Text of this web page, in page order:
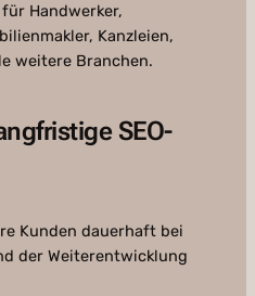
Handwerker,
Kanzleien,
weitere Branchen.
SEO-
Kunden dauerhaft bei
der Weiterentwicklung